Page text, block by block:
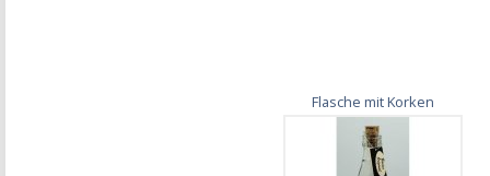
Flasche mit Korken